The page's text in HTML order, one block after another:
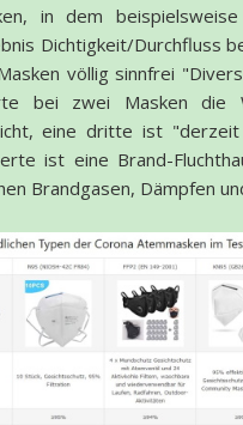
in dem
Dichtigkeit/Durchfluss
völlig sinnfrei
bei zwei Masken die
eine dritte ist
ist eine Brand-
Brandgasen, Dämpfen